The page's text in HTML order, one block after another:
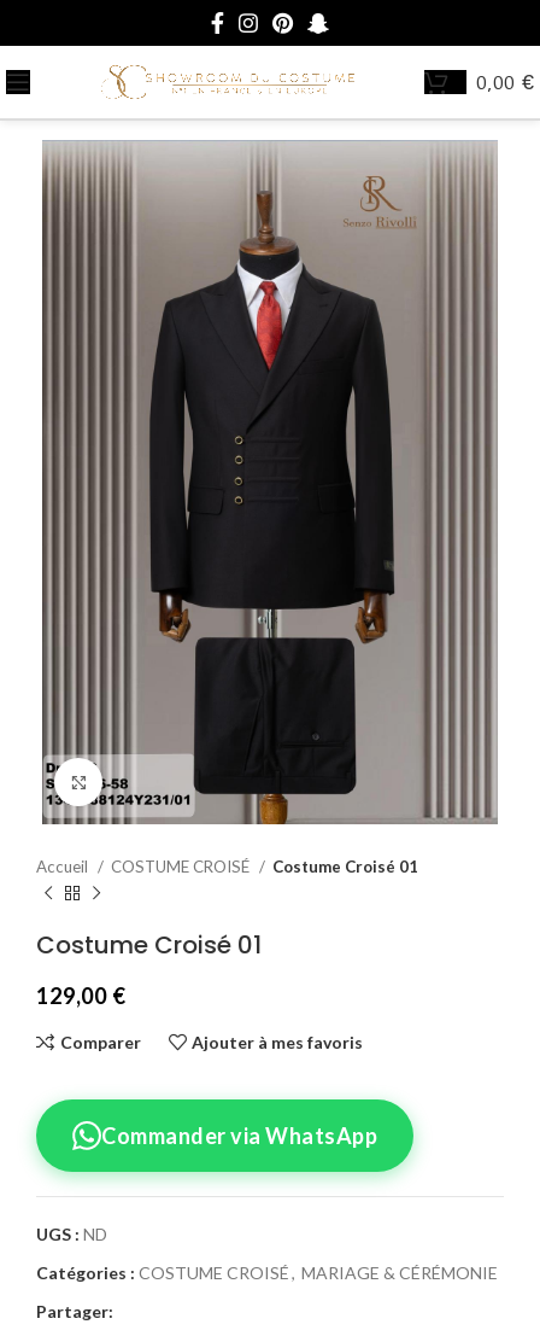
0,00 €
Agrandir
Accueil COSTUME CROISÉ Costume Croisé 01
Costume Croisé 01
129,00 €
Comparer Ajouter à mes favoris
Commander via WhatsApp
UGS : ND
Catégories : COSTUME CROISÉ, MARIAGE & CÉRÉMONIE
Partager: